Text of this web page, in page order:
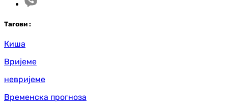
Тагови :
Киша
Вријеме
невријеме
Временска прогноза